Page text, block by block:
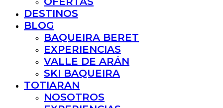
DESTINOS
BLOG
BAQUEIRA BERET
EXPERIENCIAS
VALLE DE ARÁN
SKI BAQUEIRA
TOTIARAN
NOSOTROS